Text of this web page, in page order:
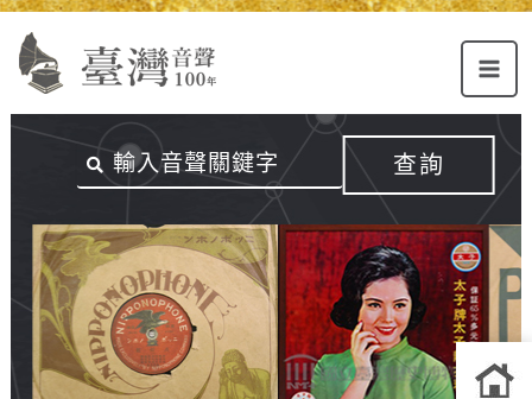
Alt+U：
選
Alt+C：
容
跳
內
查詢